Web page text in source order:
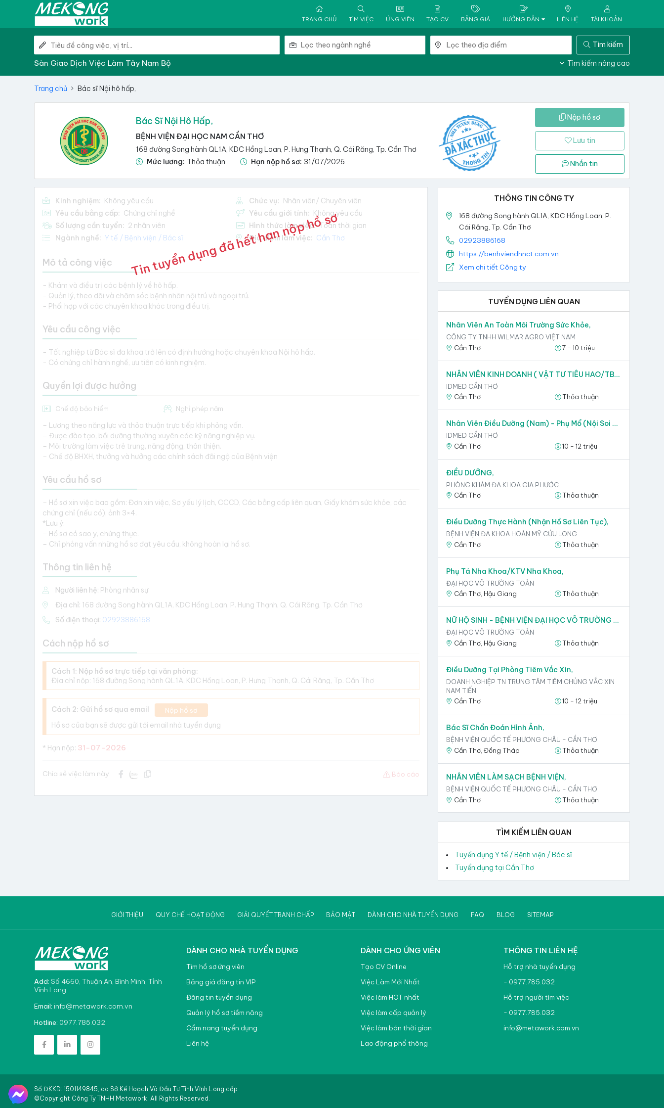
TRANG CHỦ TÌM VIỆC ỨNG VIÊN TẠO CV BẢNG GIÁ HƯỚNG DẪN LIÊN HỆ TÀI KHOẢN
Tìm kiếm
Sàn Giao Dịch Việc Làm Tây Nam Bộ Tìm kiếm nâng cao
Trang chủ Bác sĩ Nội hô hấp,
Bác Sĩ Nội Hô Hấp,
BỆNH VIỆN ĐẠI HỌC NAM CẦN THƠ
168 đường Song hành QL1A, KDC Hồng Loan, P. Hưng Thạnh, Q. Cái Răng, Tp. Cần Thơ
Mức lương: Thỏa thuận Hạn nộp hồ sơ: 31/07/2026
Nộp hồ sơ
Lưu tin
Nhắn tin
Kinh nghiệm: Không yêu cầu Chức vụ: Nhân viên/ Chuyên viên
Yêu cầu bằng cấp: Chứng chỉ nghề Yêu cầu giới tính: Không yêu cầu
Số lượng cần tuyển: 2 nhân viên Hình thức làm việc: Toàn thời gian
Ngành nghề: Y tế / Bệnh viện / Bác sĩ Địa điểm làm việc: Cần Thơ
Mô tả công việc
- Khám và điều trị các bệnh lý về hô hấp.
- Quản lý, theo dõi và chăm sóc bệnh nhân nội trú và ngoại trú.
- Phối hợp với các chuyên khoa khác trong điều trị.
Yêu cầu công việc
- Tốt nghiệp từ Bác sĩ đa khoa trở lên có định hướng hoặc chuyên khoa Nội hô hấp.
- Có chứng chỉ hành nghề, ưu tiên có kinh nghiệm.
Quyền lợi được hưởng
Chế độ bảo hiểm Nghỉ phép năm
– Lương theo năng lực và thỏa thuận trực tiếp khi phỏng vấn.
– Được đào tạo, bồi dưỡng thường xuyên các kỹ năng nghiệp vụ.
– Môi trường làm việc trẻ trung, năng động, thân thiện.
– Chế độ BHXH, thưởng và hưởng các chính sách đãi ngộ của Bệnh viện
Yêu cầu hồ sơ
– Hồ sơ xin việc bao gồm: Đơn xin việc, Sơ yếu lý lịch, CCCD, Các bằng cấp liên quan, Giấy khám sức khỏe, các
chứng chỉ (nếu có), ảnh 3×4.
*Lưu ý:
– Hồ sơ có sao y, chứng thực.
– Chỉ phỏng vấn những hồ sơ đạt yêu cầu, không hoàn lại hồ sơ.
Thông tin liên hệ
Người liên hệ: Phòng nhân sự
Địa chỉ: 168 đường Song hành QL1A, KDC Hồng Loan, P. Hưng Thạnh, Q. Cái Răng, Tp. Cần Thơ
Số điện thoại: 02923886168
Cách nộp hồ sơ
Cách 1: Nộp hồ sơ trực tiếp tại văn phòng:
Địa chỉ nộp: 168 đường Song hành QL1A, KDC Hồng Loan, P. Hưng Thạnh, Q. Cái Răng, Tp. Cần Thơ
Cách 2: Gửi hồ sơ qua email
Nộp hồ sơ
Hồ sơ của bạn sẽ được gửi tới email nhà tuyển dụng
* Hạn nộp: 31-07-2026
Chia sẻ việc làm này: Báo cáo
Tin tuyển dụng đã hết hạn nộp hồ sơ
THÔNG TIN CÔNG TY
168 đường Song hành QL1A, KDC Hồng Loan, P.
Cái Răng, Tp. Cần Thơ
02923886168
https://benhviendhnct.com.vn
Xem chi tiết Công ty
TUYỂN DỤNG LIÊN QUAN
Nhân Viên An Toàn Môi Trường Sức Khỏe,
CÔNG TY TNHH WILMAR AGRO VIỆT NAM
Cần Thơ
7 - 10 triệu
NHÂN VIÊN KINH DOANH ( VẬT TƯ TIÊU HAO/TBYT),
IDMED CẦN THƠ
Cần Thơ
Thỏa thuận
Nhân Viên Điều Dưỡng (Nam) - Phụ Mổ (Nội Soi + Đinh Nẹp Vít),
IDMED CẦN THƠ
Cần Thơ
10 - 12 triệu
ĐIỀU DƯỠNG,
PHÒNG KHÁM ĐA KHOA GIA PHƯỚC
Cần Thơ
Thỏa thuận
Điều Dưỡng Thực Hành (Nhận Hồ Sơ Liên Tục),
BỆNH VIỆN ĐA KHOA HOÀN MỸ CỬU LONG
Cần Thơ
Thỏa thuận
Phụ Tá Nha Khoa/KTV Nha Khoa,
ĐẠI HỌC VÕ TRƯỜNG TOẢN
Cần Thơ, Hậu Giang
Thỏa thuận
NỮ HỘ SINH - BỆNH VIỆN ĐẠI HỌC VÕ TRƯỜNG TOẢN,
ĐẠI HỌC VÕ TRƯỜNG TOẢN
Cần Thơ, Hậu Giang
Thỏa thuận
Điều Dưỡng Tại Phòng Tiêm Vắc Xin,
DOANH NGHIỆP TN TRUNG TÂM TIÊM CHỦNG VẮC XIN
NAM TIẾN
Cần Thơ
10 - 12 triệu
Bác Sĩ Chẩn Đoán Hình Ảnh,
BỆNH VIỆN QUỐC TẾ PHƯƠNG CHÂU - CẦN THƠ
Cần Thơ, Đồng Tháp
Thỏa thuận
NHÂN VIÊN LÀM SẠCH BỆNH VIỆN,
BỆNH VIỆN QUỐC TẾ PHƯƠNG CHÂU - CẦN THƠ
Cần Thơ
Thỏa thuận
TÌM KIẾM LIÊN QUAN
Tuyển dụng Y tế / Bệnh viện / Bác sĩ
Tuyển dụng tại Cần Thơ
GIỚI THIỆU QUY CHẾ HOẠT ĐỘNG GIẢI QUYẾT TRANH CHẤP BẢO MẬT DÀNH CHO NHÀ TUYỂN DỤNG FAQ BLOG SITEMAP
Add: Số 4660, Thuận An, Bình Minh, Tỉnh
Vĩnh Long
Email: info@metawork.com.vn
Hotline: 0977.785.032
DÀNH CHO NHÀ TUYỂN DỤNG
Tìm hồ sơ ứng viên
Bảng giá đăng tin VIP
Đăng tin tuyển dụng
Quản lý hồ sơ tiềm năng
Cẩm nang tuyển dụng
Liên hệ
DÀNH CHO ỨNG VIÊN
Tạo CV Online
Việc Làm Mới Nhất
Việc làm HOT nhất
Việc làm cấp quản lý
Việc làm bán thời gian
Lao động phổ thông
THÔNG TIN LIÊN HỆ
Hỗ trợ nhà tuyển dụng
- 0977.785.032
Hỗ trợ người tìm việc
- 0977.785.032
info@metawork.com.vn
Số ĐKKD: 1501149845, do Sở Kế Hoạch Và Đầu Tư Tỉnh Vĩnh Long cấp
©Copyright Công Ty TNHH Metawork. All Rights Reserved.
Liên